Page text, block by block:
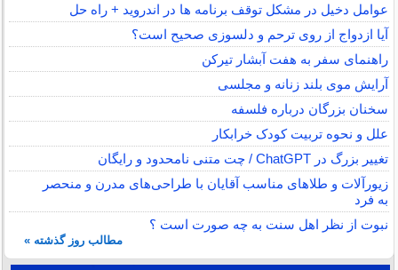
عوامل دخیل در مشکل توقف برنامه ها در اندروید + راه حل
آیا ازدواج از روی ترحم و دلسوزی صحیح است؟
راهنمای سفر به هفت آبشار تیرکن
آرایش موی بلند زنانه و مجلسی
سخنان بزرگان درباره فلسفه
علل و نحوه تربیت کودک خرابکار
تغییر بزرگ در ChatGPT / چت متنی نامحدود و رایگان
زیورآلات و طلاهای مناسب آقایان با طراحی‌های مدرن و منحصر
به فرد
نبوت از نظر اهل سنت به چه صورت است ؟
مطالب روز گذشته »